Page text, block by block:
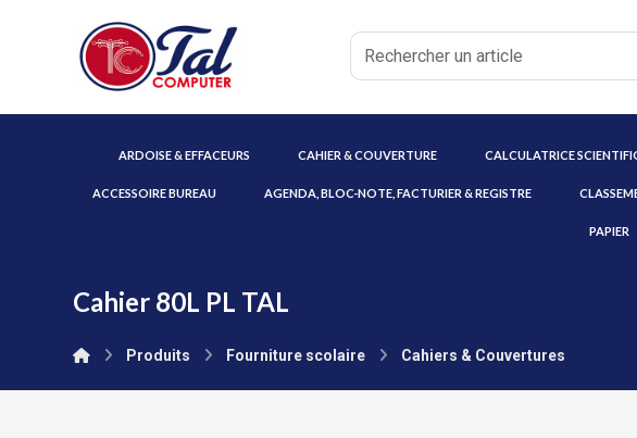
ARDOISE & EFFACEURS CAHIER & COUVERTURE CALCULATRICE
ACCESSOIRE BUREAU AGENDA, BLOC-NOTE, FACTURIER & REGISTRE
PAPIER
Cahier 80L PL TAL
Produits Fourniture scolaire Cahiers & Couvertures